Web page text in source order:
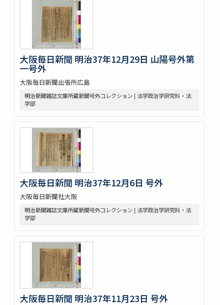
大阪毎日新聞 明治37年12月29日 山陽号外第
一号外
大阪毎日新聞出張所広島
明治新聞雑誌文庫所蔵新聞号外コレクション | 法学政治学研究科・法
学部
大阪毎日新聞 明治37年12月6日 号外
大阪毎日新聞社大阪
明治新聞雑誌文庫所蔵新聞号外コレクション | 法学政治学研究科・法
学部
大阪毎日新聞 明治37年11月23日 号外